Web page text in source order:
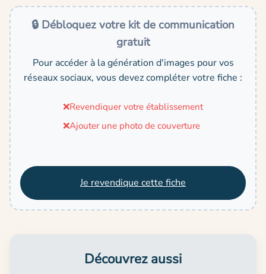
🔒 Débloquez votre kit de communication
gratuit
Pour accéder à la génération d'images pour vos
réseaux sociaux, vous devez compléter votre fiche :
❌Revendiquer votre établissement
❌Ajouter une photo de couverture
Je revendique cette fiche
Découvrez aussi